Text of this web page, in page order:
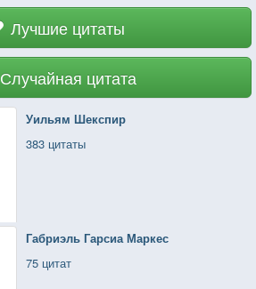
Лучшие цитаты
Случайная цитата
Уильям Шекспир
383 цитаты
Габриэль Гарсиа Маркес
75 цитат